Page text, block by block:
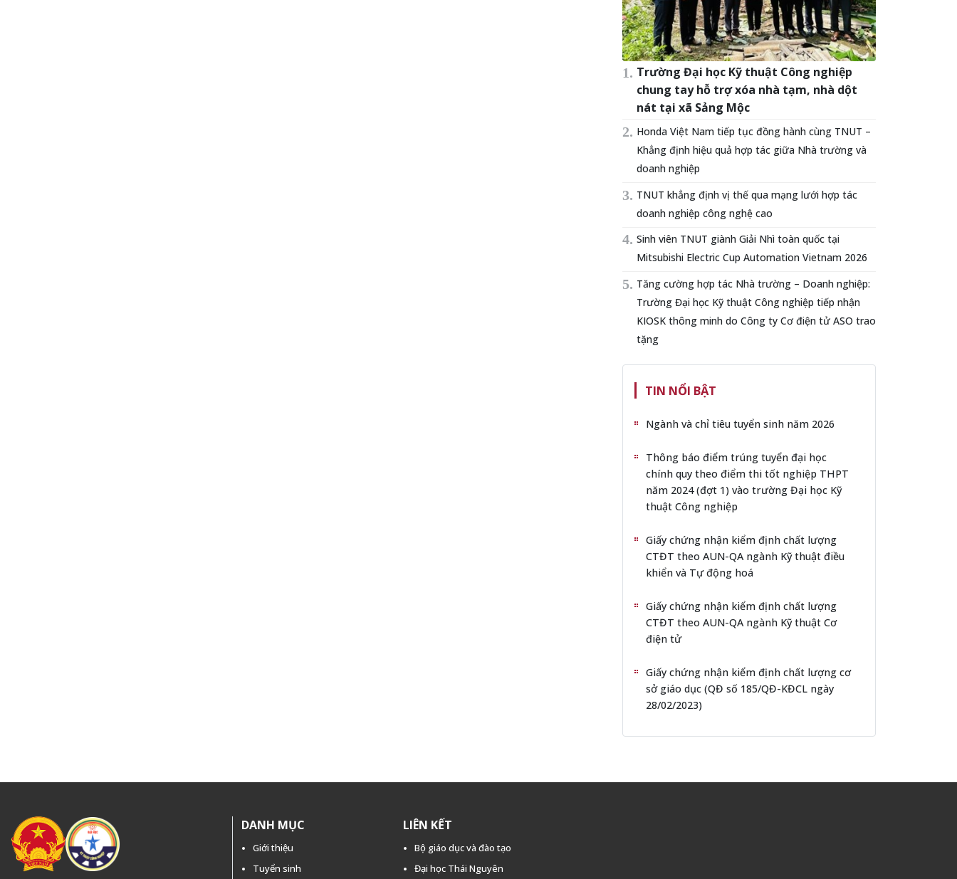
Trường Đại học Kỹ thuật Công nghiệp
chung tay hỗ trợ xóa nhà tạm, nhà dột
nát tại xã Sảng Mộc
Honda Việt Nam tiếp tục đồng hành cùng TNUT –
Khẳng định hiệu quả hợp tác giữa Nhà trường và
doanh nghiệp
TNUT khẳng định vị thế qua mạng lưới hợp tác
doanh nghiệp công nghệ cao
Sinh viên TNUT giành Giải Nhì toàn quốc tại
Mitsubishi Electric Cup Automation Vietnam 2026
Tăng cường hợp tác Nhà trường – Doanh nghiệp:
Trường Đại học Kỹ thuật Công nghiệp tiếp nhận
KIOSK thông minh do Công ty Cơ điện tử ASO trao
tặng
TIN NỔI BẬT
Ngành và chỉ tiêu tuyển sinh năm 2026
Thông báo điểm trúng tuyển đại học
chính quy theo điểm thi tốt nghiệp THPT
năm 2024 (đợt 1) vào trường Đại học Kỹ
thuật Công nghiệp
Giấy chứng nhận kiểm định chất lượng
CTĐT theo AUN-QA ngành Kỹ thuật điều
khiển và Tự động hoá
Giấy chứng nhận kiểm định chất lượng
CTĐT theo AUN-QA ngành Kỹ thuật Cơ
điện tử
Giấy chứng nhận kiểm định chất lượng cơ
sở giáo dục (QĐ số 185/QĐ-KĐCL ngày
28/02/2023)
DANH MỤC
Giới thiệu
Tuyển sinh
LIÊN KẾT
Bộ giáo dục và đào tạo
Đại học Thái Nguyên